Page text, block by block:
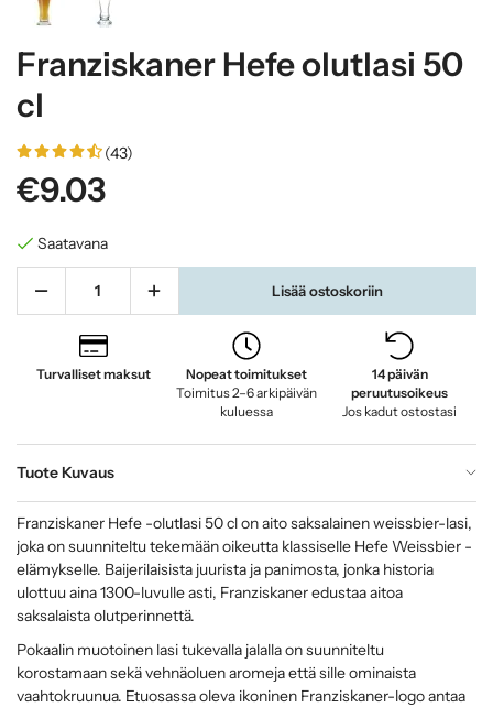
Franziskaner Hefe olutlasi 50
cl
(43)
€9.03
Saatavana
Lisää ostoskoriin
Turvalliset maksut
Nopeat toimitukset
Toimitus 2–6 arkipäivän
kuluessa
14 päivän
peruutusoikeus
Jos kadut ostostasi
Tuote Kuvaus
Franziskaner Hefe -olutlasi 50 cl on aito saksalainen weissbier-lasi,
joka on suunniteltu tekemään oikeutta klassiselle Hefe Weissbier -
elämykselle. Baijerilaisista juurista ja panimosta, jonka historia
ulottuu aina 1300-luvulle asti, Franziskaner edustaa aitoa
saksalaista olutperinnettä.
Pokaalin muotoinen lasi tukevalla jalalla on suunniteltu
korostamaan sekä vehnäoluen aromeja että sille ominaista
vaahtokruunua. Etuosassa oleva ikoninen Franziskaner-logo antaa